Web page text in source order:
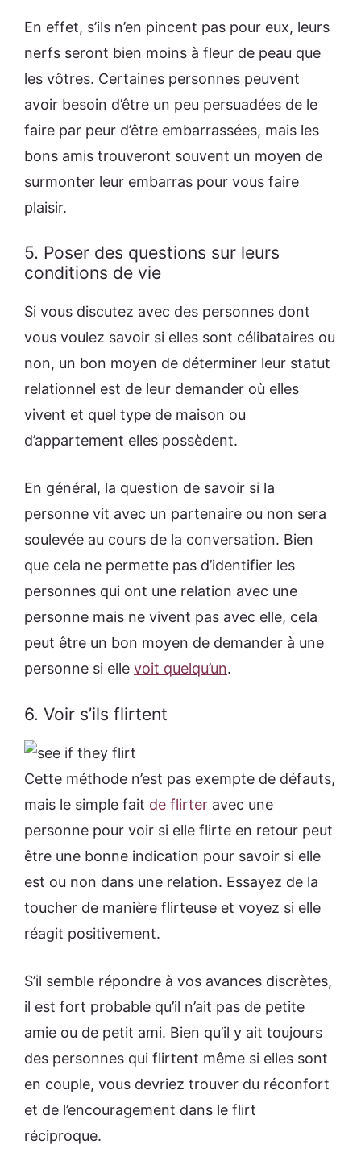
En effet, s’ils n’en pincent pas pour eux, leurs
nerfs seront bien moins à fleur de peau que
les vôtres. Certaines personnes peuvent
avoir besoin d’être un peu persuadées de le
faire par peur d’être embarrassées, mais les
bons amis trouveront souvent un moyen de
surmonter leur embarras pour vous faire
plaisir.
5. Poser des questions sur leurs
conditions de vie
Si vous discutez avec des personnes dont
vous voulez savoir si elles sont célibataires ou
non, un bon moyen de déterminer leur statut
relationnel est de leur demander où elles
vivent et quel type de maison ou
d’appartement elles possèdent.
En général, la question de savoir si la
personne vit avec un partenaire ou non sera
soulevée au cours de la conversation. Bien
que cela ne permette pas d’identifier les
personnes qui ont une relation avec une
personne mais ne vivent pas avec elle, cela
peut être un bon moyen de demander à une
personne si elle voit quelqu’un.
6. Voir s’ils flirtent
Cette méthode n’est pas exempte de défauts,
mais le simple fait de flirter avec une
personne pour voir si elle flirte en retour peut
être une bonne indication pour savoir si elle
est ou non dans une relation. Essayez de la
toucher de manière flirteuse et voyez si elle
réagit positivement.
S’il semble répondre à vos avances discrètes,
il est fort probable qu’il n’ait pas de petite
amie ou de petit ami. Bien qu’il y ait toujours
des personnes qui flirtent même si elles sont
en couple, vous devriez trouver du réconfort
et de l’encouragement dans le flirt
réciproque.